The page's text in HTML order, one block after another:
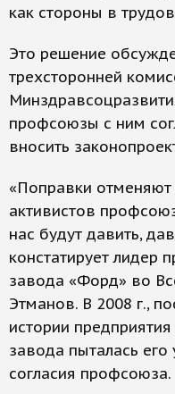
как стороны в
Это решение
трехсторонней
профсоюзы с ним
вносить
«Поправки
активистов
нас будут давить,
констатирует лидер
завода «Форд» во
Этманов. В 2008 г.,
истории
завода пыталась его
согласия профсоюза.